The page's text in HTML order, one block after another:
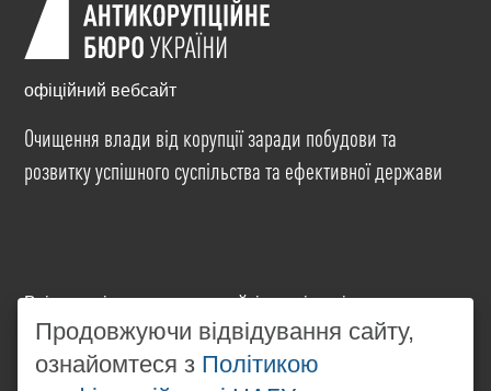
офіційний вебсайт
Очищення влади від корупції заради побудови та
розвитку успішного суспільства та ефективної держави
Всі матеріали на цьому сайті розміщені на умовах
ліцензіїCreative Commons Attribution-NonCommercial-
NoDerivatives 4.0 International. Використання будь-
яких матеріалів, розміщених на сайті, дозволяється
Продовжуючи відвідування сайту,
ознайомтеся з Політикою